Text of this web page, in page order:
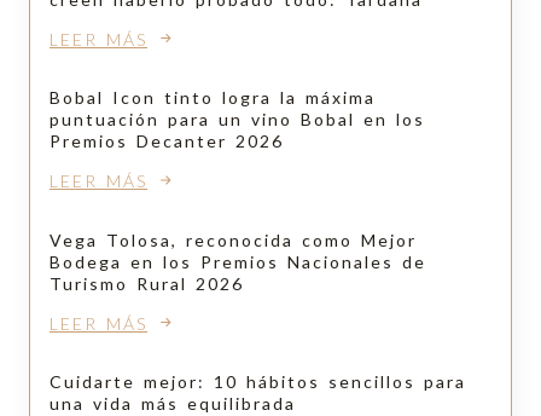
LEER MÁS
Bobal Icon tinto logra la máxima
puntuación para un vino Bobal en los
Premios Decanter 2026
LEER MÁS
Vega Tolosa, reconocida como Mejor
Bodega en los Premios Nacionales de
Turismo Rural 2026
LEER MÁS
Cuidarte mejor: 10 hábitos sencillos para
una vida más equilibrada